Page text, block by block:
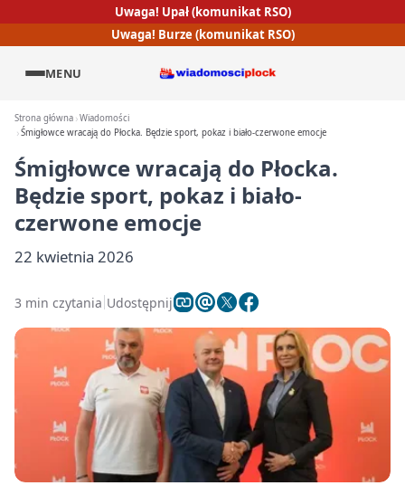
Uwaga! Upał (komunikat RSO)
Uwaga! Burze (komunikat RSO)
MENU
Strona główna Wiadomości
Śmigłowce wracają do Płocka. Będzie sport, pokaz i biało-czerwone emocje
Śmigłowce wracają do Płocka.
Będzie sport, pokaz i biało-
czerwone emocje
22 kwietnia 2026
3 min czytania Udostępnij